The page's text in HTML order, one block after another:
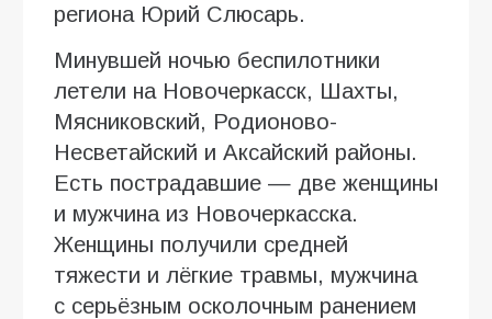
региона Юрий Слюсарь.
Минувшей ночью беспилотники
летели на Новочеркасск, Шахты,
Мясниковский, Родионово-
Несветайский и Аксайский районы.
Есть пострадавшие — две женщины
и мужчина из Новочеркасска.
Женщины получили средней
тяжести и лёгкие травмы, мужчина
с серьёзным осколочным ранением